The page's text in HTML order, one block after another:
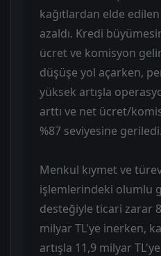
kağıtlardan elde
azaldı. Kredi
ücret ve komisyon
düşüşe yol açarken,
yüksek artışla
arttı ve net ücret/
%87 seviyesine geriledi.
Menkul kıymet ve
işlemlerindeki olumlu
desteğiyle ticari zarar
milyar TL'ye inerken,
artışla 11,9 milyar